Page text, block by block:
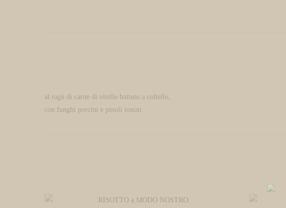
al ragù di carne di vitello battuto a coltello,
con funghi porcini e pinoli tostati